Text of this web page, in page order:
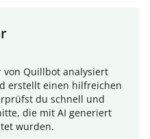
von Quillbot analysiert
erstellt einen hilfreichen
du schnell und
die mit AI generiert
wurden.